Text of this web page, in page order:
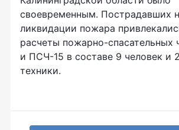
своевременным. Пострадавших
ликвидации пожара
расчеты пожарно-спасательных
и ПСЧ-15 в составе 9 человек и
техники.